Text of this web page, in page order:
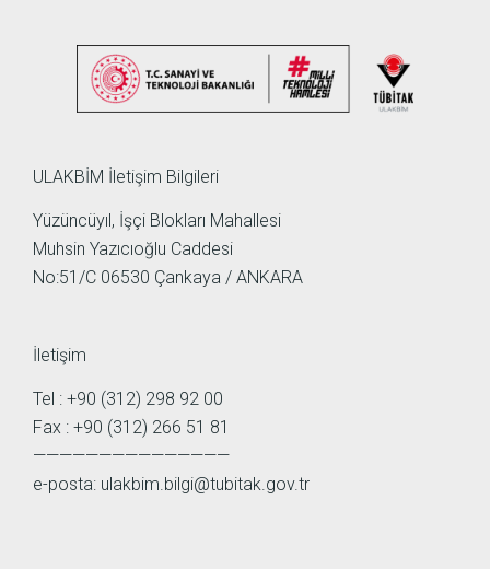
ULAKBİM İletişim Bilgileri
Yüzüncüyıl, İşçi Blokları Mahallesi
Muhsin Yazıcıoğlu Caddesi
No:51/C 06530 Çankaya / ANKARA
İletişim
Tel : +90 (312) 298 92 00
Fax : +90 (312) 266 51 81
———————————————
e-posta: ulakbim.bilgi@tubitak.gov.tr